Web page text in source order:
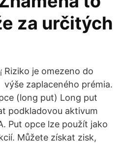
za určitých
Riziko je omezeno do
výše zaplaceného prémia.
(long put) Long put
podkladovou aktivum
Put opce lze použít jako
Můžete získat zisk,